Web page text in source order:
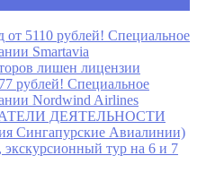
5110 рублей! Специальное
Smartavia
лишен лицензии
рублей! Специальное
Nordwind Airlines
ДЕЯТЕЛЬНОСТИ
Сингапурские Авиалинии)
экскурсионный тур на 6 и 7